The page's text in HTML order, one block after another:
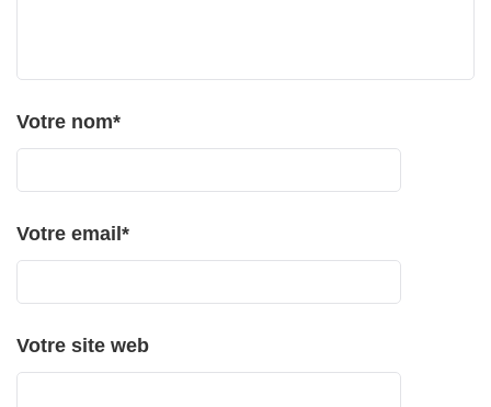
Votre nom*
Votre email *
Votre site web